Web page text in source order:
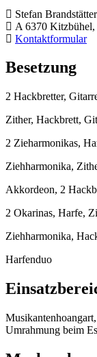
Stefan Brandstätter
A 6370 Kitzbühel,
Kontaktformular
Besetzung
2 Hackbretter,
Zither, Hackbrett,
2 Zieharmonikas,
Ziehharmonika,
Akkordeon, 2
2 Okarinas, Harfe,
Ziehharmonika,
Harfenduo
Umrahmung beim